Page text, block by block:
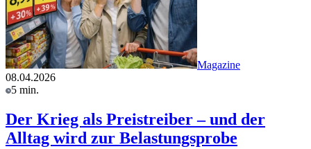
Magazine
08.04.2026
5 min.
Der Krieg als Preistreiber – und der
Alltag wird zur Belastungsprobe